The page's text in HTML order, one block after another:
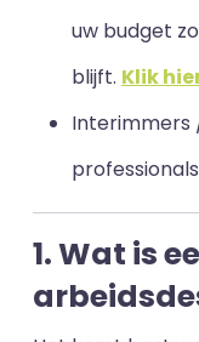
uw budget
blijft. Klik
Interimmers
1. Wat is